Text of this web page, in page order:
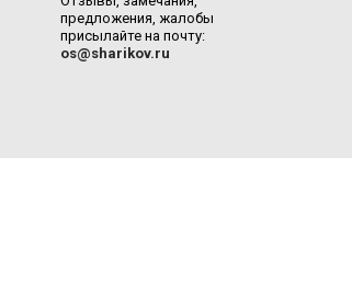
предложения, жалобы
присылайте на почту:
os@sharikov.ru